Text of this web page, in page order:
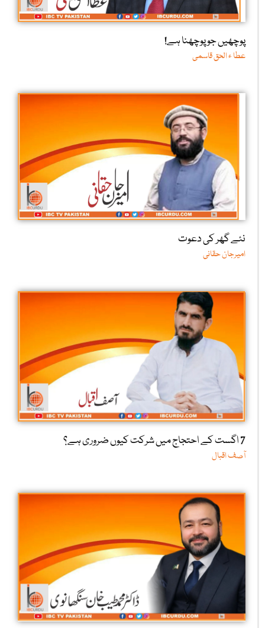
پوچھیں جو پوچھنا ہے!
عطا ء الحق قاسمی
نئے گھر کی دعوت
امیرجان حقانی
7 اگست کے احتجاج میں شرکت کیوں ضروری ہے؟
آصف اقبال